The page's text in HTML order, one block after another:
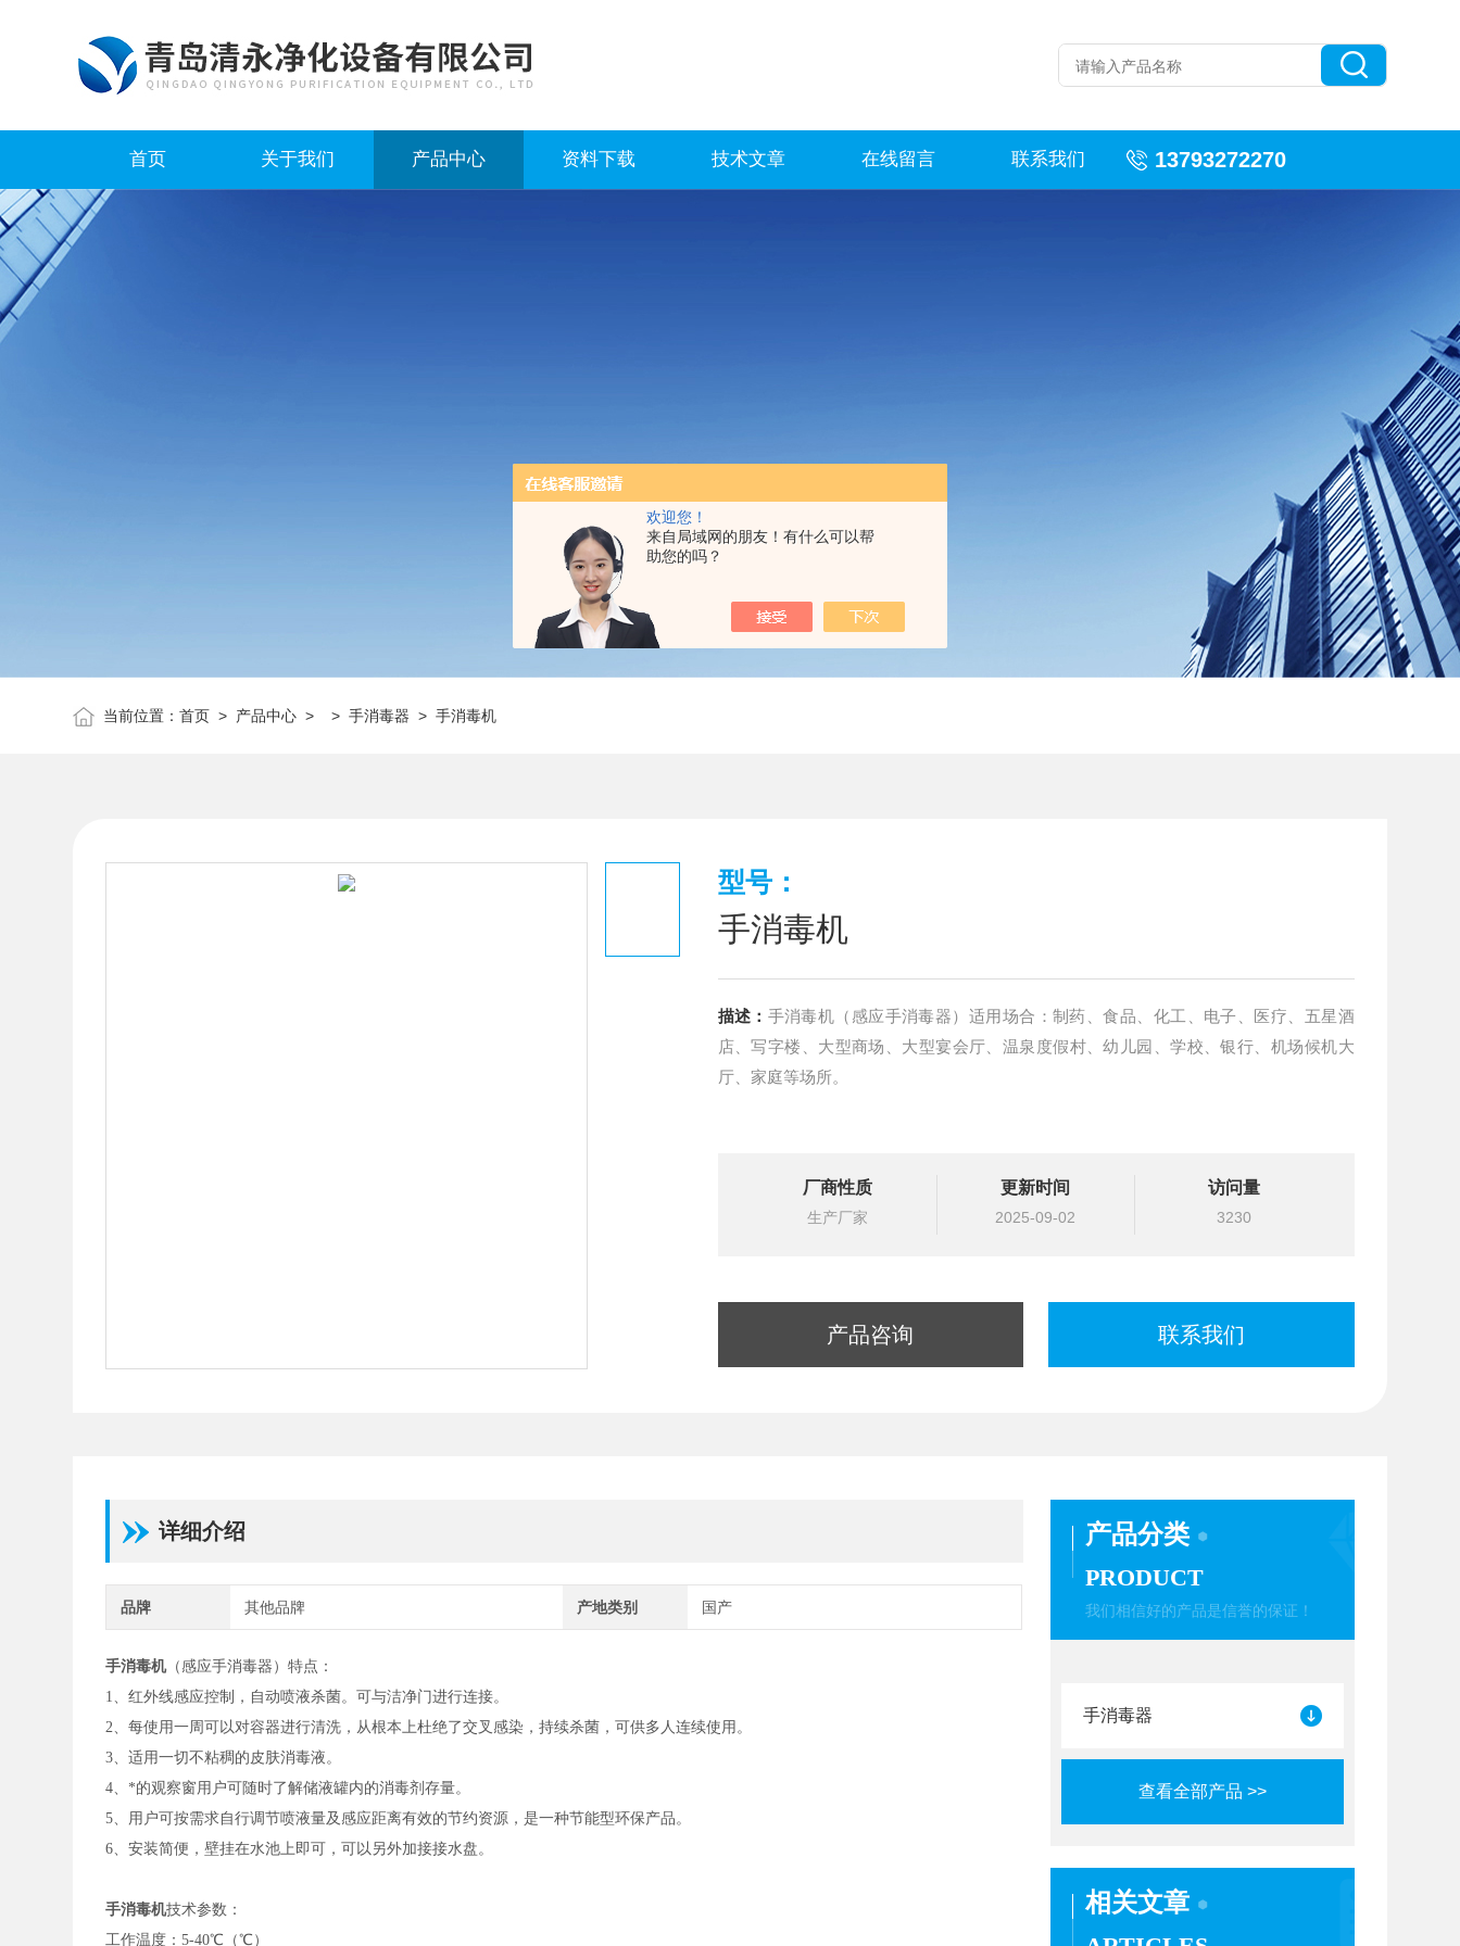
欢迎您！
来自局域网的朋友！有什么可以帮
助您的吗？
首页 关于我们 产品中心 资料下载 技术文章 在线留言 联系我们 13793272270
当前位置：首页 > 产品中心 > >手消毒器 > 手消毒机
型号：
手消毒机
描述： 手消毒机（感应手消毒器）适用场合：制药、食品、化工、电子、医疗、五星酒
店、写字楼、大型商场、大型宴会厅、温泉度假村、幼儿园、学校、银行、机场候机大
厅、家庭等场所。
厂商性质
生产厂家
更新时间
2025-09-02
访问量
3230
产品咨询 联系我们
产品分类
PRODUCT
我们相信好的产品是信誉的保证！
手消毒器
查看全部产品 >>
相关文章
详细介绍
品牌 其他品牌 产地类别 国产
手消毒机（感应手消毒器）特点：
1、红外线感应控制，自动喷液杀菌。可与洁净门进行连接。
2、每使用一周可以对容器进行清洗，从根本上杜绝了交叉感染，持续杀菌，可供多人连续使用。
3、适用一切不粘稠的皮肤消毒液。
4、*的观察窗用户可随时了解储液罐内的消毒剂存量。
5、用户可按需求自行调节喷液量及感应距离有效的节约资源，是一种节能型环保产品。
6、安装简便，壁挂在水池上即可，可以另外加接接水盘。
手消毒机技术参数：
工作温度：5-40℃（℃）